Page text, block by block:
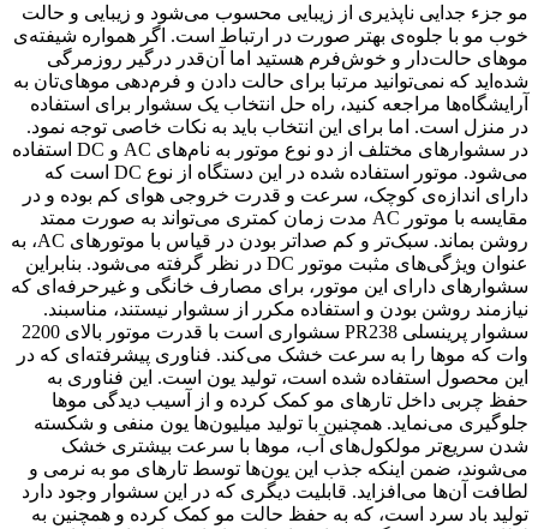
مو جزء جدایی ناپذیری از زیبایی محسوب می‌شود و زیبایی و حالت
خوب مو با جلوه‌ی بهتر صورت در ارتباط است. اگر همواره شیفته‌ی
موهای حالت‌دار و خوش‌فرم هستید اما آن‌قدر درگیر روزمرگی
شده‌اید که نمی‌توانید مرتبا برای حالت دادن و فرم‌دهی موهای‌تان به
آرایشگاه‌ها مراجعه کنید، راه حل انتخاب یک سشوار برای استفاده
در منزل است. اما برای این انتخاب باید به نکات خاصی توجه نمود.
در سشوارهای مختلف از دو نوع موتور به نام‌های AC و DC استفاده
می‌شود. موتور استفاده شده در این دستگاه از نوع DC است که
دارای اندازه‌ی کوچک، سرعت و قدرت خروجی هوای کم بوده و در
مقایسه با موتور AC مدت زمان کمتری می‌تواند به صورت ممتد
روشن بماند. سبک‌تر و کم صدا‌تر بودن در قیاس با موتورهای AC، به
عنوان ویژگی‌های مثبت موتور DC در نظر گرفته می‌شود. بنابراین
سشوارهای دارای این موتور، برای مصارف خانگی و غیرحرفه‌ای که
نیازمند روشن بودن و استفاده مکرر از سشوار نیستند، مناسبند.
سشوار پرینسلی PR238 سشواری است با قدرت موتور بالای 2200
وات که موها را به سرعت خشک می‌کند. فناوری پیشرفته‌ای که در
این محصول استفاده شده است، تولید یون است. این فناوری به
حفظ چربی داخل تارهای مو کمک کرده و از آسیب دیدگی موها
جلوگیری می‌نماید. همچنین با تولید میلیون‌ها یون منفی و شکسته
شدن سریع‌تر مولکول‌های آب، موها با سرعت بیشتری خشک
می‌شوند، ضمن اینکه جذب این یون‌ها توسط تارهای مو به نرمی و
لطافت آن‌ها می‌افزاید. قابلیت دیگری که در این سشوار وجود دارد
تولید باد سرد است، که به حفظ حالت مو کمک کرده و همچنین به